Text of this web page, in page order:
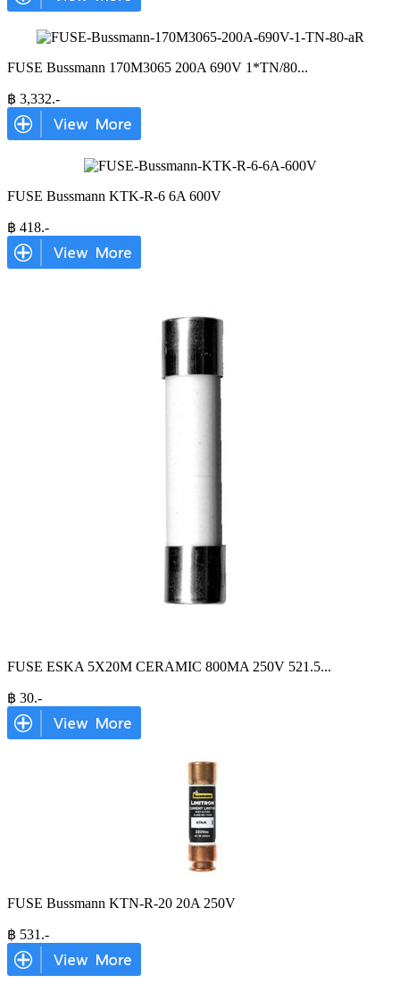
FUSE Bussmann 170M3065 200A 690V 1*TN/80...
฿ 3,332.-
FUSE Bussmann KTK-R-6 6A 600V
฿ 418.-
FUSE ESKA 5X20M CERAMIC 800MA 250V 521.5...
฿ 30.-
FUSE Bussmann KTN-R-20 20A 250V
฿ 531 .-